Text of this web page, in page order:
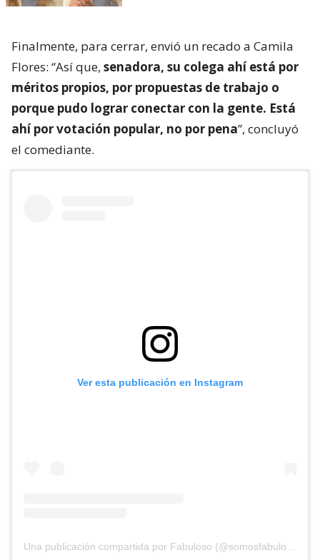
Finalmente, para cerrar, envió un recado a Camila
Flores: “Así que, senadora, su colega ahí está por
méritos propios, por propuestas de trabajo o
porque pudo lograr conectar con la gente. Está
ahí por votación popular, no por pena”, concluyó
el comediante.
Ver esta publicación en Instagram